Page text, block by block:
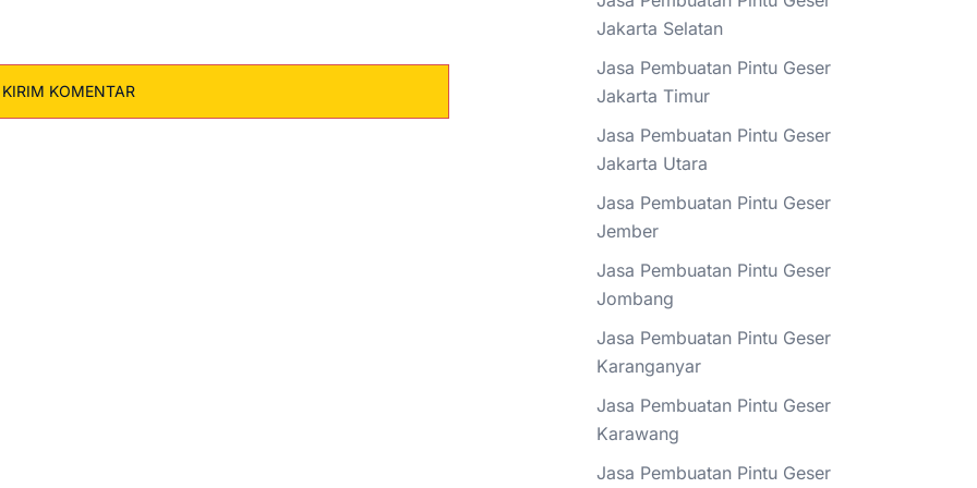
Jakarta Selatan
Jasa Pembuatan Pintu Geser
Jakarta Timur
Jasa Pembuatan Pintu Geser
Jakarta Utara
Jasa Pembuatan Pintu Geser
Jember
Jasa Pembuatan Pintu Geser
Jombang
Jasa Pembuatan Pintu Geser
Karanganyar
Jasa Pembuatan Pintu Geser
Karawang
Jasa Pembuatan Pintu Geser